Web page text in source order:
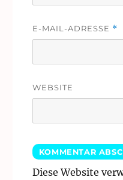
E-MAIL-ADRESSE *
WEBSITE
Diese Website